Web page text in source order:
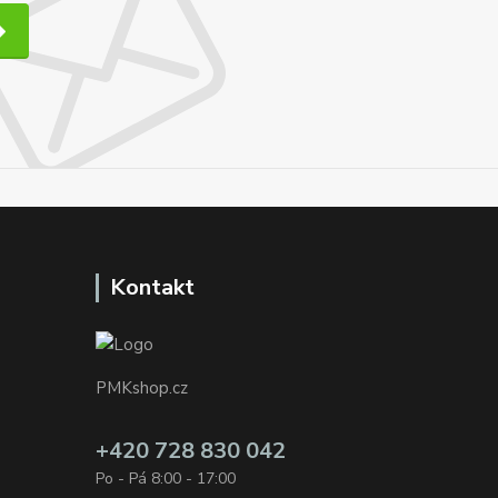
Kontakt
PMKshop.cz
+420 728 830 042
Po - Pá 8:00 - 17:00